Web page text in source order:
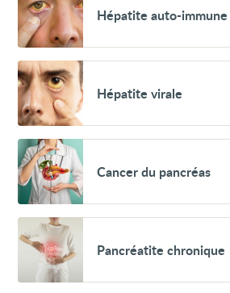
auto-
immune
Hépatite auto-immune
Voir
Hépatite
virale
Hépatite virale
Voir
Cancer
du
pancréas
Cancer du pancréas
Voir
Pancréatite
chronique
Pancréatite chronique